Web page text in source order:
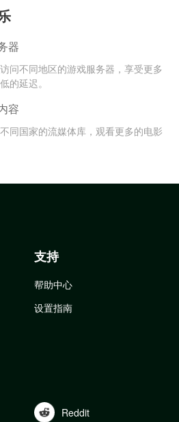
器
问不同地区的游戏服务器，享受更多
的延迟。
容
同国家的流媒体库，观看更多的电影
支持
帮助中心
设置指南
Reddit